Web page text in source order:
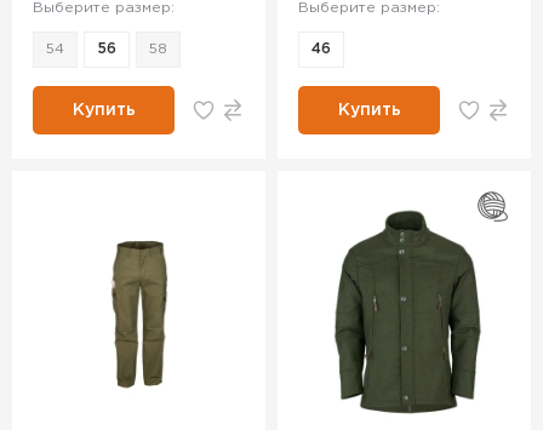
Выберите размер:
54 56 58
Купить
Выберите размер:
46
Купить